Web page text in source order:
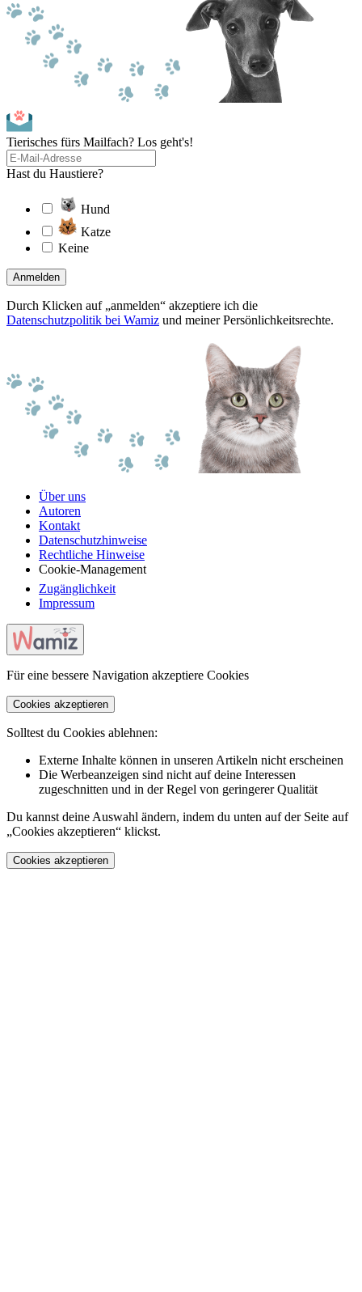
Tierisches fürs Mailfach? Los geht's!
Hast du Haustiere?
Hund
Katze
Keine
Anmelden
Durch Klicken auf „anmelden“ akzeptiere ich die
Datenschutzpolitik bei Wamiz und meiner Persönlichkeitsrechte.
Über uns
Autoren
Kontakt
Datenschutzhinweise
Rechtliche Hinweise
Cookie-Management
Zugänglichkeit
Impressum
Für eine bessere Navigation akzeptiere Cookies
Cookies akzeptieren
Solltest du Cookies ablehnen:
Externe Inhalte können in unseren Artikeln nicht erscheinen
Die Werbeanzeigen sind nicht auf deine Interessen
zugeschnitten und in der Regel von geringerer Qualität
Du kannst deine Auswahl ändern, indem du unten auf der Seite auf
„Cookies akzeptieren“ klickst.
Cookies akzeptieren